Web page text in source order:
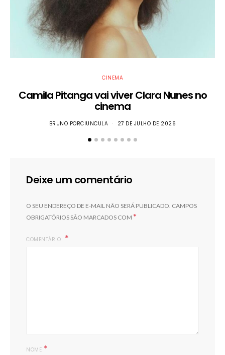
CINEMA
Camila Pitanga vai viver Clara Nunes no
cinema
BRUNO PORCIUNCULA 27 DE JULHO DE 2026
Deixe um comentário
O SEU ENDEREÇO DE E-MAIL NÃO SERÁ PUBLICADO. CAMPOS
OBRIGATÓRIOS SÃO MARCADOS COM *
COMENTÁRIO
NOME *